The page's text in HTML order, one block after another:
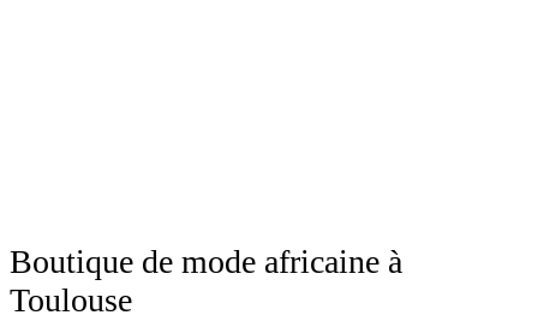
Boutique de mode africaine à
Toulouse